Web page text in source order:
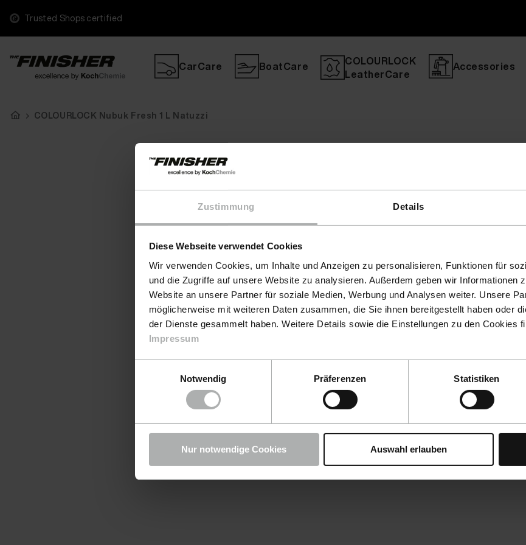
Zustimmung Details
Diese Webseite verwendet Cookies
Wir verwenden Cookies, um Inhalte und Anzeigen zu personalisieren, Funktionen für
und die Zugriffe auf unsere Website zu analysieren. Außerdem geben wir Informationen
Website an unsere Partner für soziale Medien, Werbung und Analysen weiter. Unsere
möglicherweise mit weiteren Daten zusammen, die Sie ihnen bereitgestellt haben oder
der Dienste gesammelt haben. Weitere Details sowie die Einstellungen zu den Cookies
Impressum
Notwendig
Präferenzen Statistiken
Nur notwendige Cookies Auswahl erlauben
Trusted Shops certified
CarCare BoatCare
COLOURLOCK
LeatherCare
Accessories
COLOURLOCK Nubuk Fresh 1 L Natuzzi